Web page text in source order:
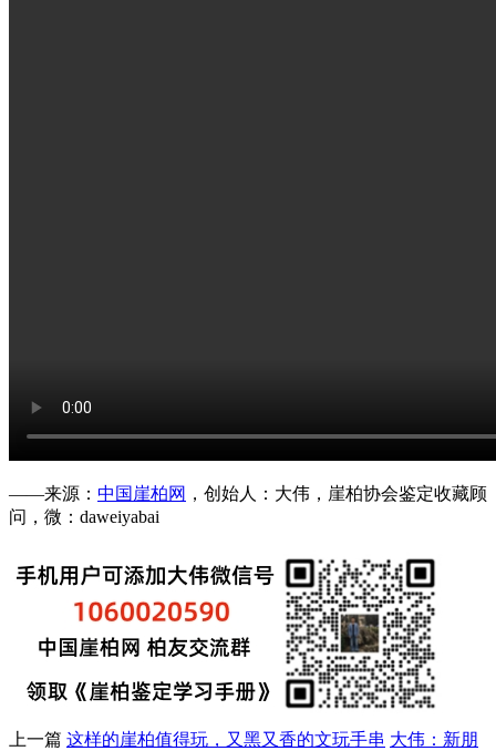
——来源： 中国崖柏网 ，创始人：大伟，崖柏协会鉴定收藏顾
问，微：daweiyabai
上一篇 这样的崖柏值得玩，又黑又香的文玩手串 大伟：新朋